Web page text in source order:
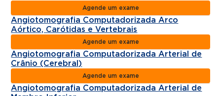
Agende um exame
Angiotomografia Computadorizada Arco
Aórtico, Carótidas e Vertebrais
Agende um exame
Angiotomografia Computadorizada Arterial de
Crânio (Cerebral)
Agende um exame
Angiotomografia Computadorizada Arterial de